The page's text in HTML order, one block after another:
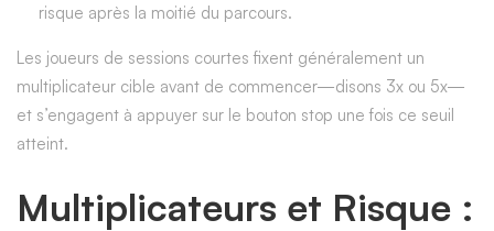
risque après la moitié du parcours.
Les joueurs de sessions courtes fixent généralement un
multiplicateur cible avant de commencer—disons 3x ou 5x—
et s’engagent à appuyer sur le bouton stop une fois ce seuil
atteint.
Multiplicateurs et Risque :